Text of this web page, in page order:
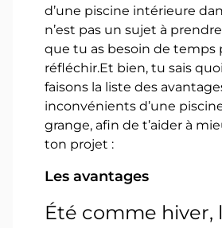
d’une piscine intérieure
n’est pas un sujet à
que tu as besoin de temps
réfléchir.Et bien, tu sais
faisons la liste des
inconvénients d’une
grange, afin de t’aider à
ton projet :
Les avantages
Été comme hiver,